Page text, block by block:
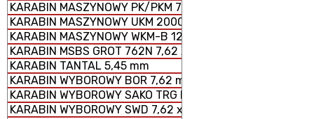
KARABIN MASZYNOWY PK/PKM 7,62 x 54 mm
KARABIN MASZYNOWY UKM 2000 P 7,62 x 51 mm
KARABIN MASZYNOWY WKM-B 12,7 x 99 mm
KARABIN MSBS GROT 762N 7,62 X 51 mm
KARABIN TANTAL 5,45 mm
KARABIN WYBOROWY BOR 7,62 mm
KARABIN WYBOROWY SAKO TRG M 10
KARABIN WYBOROWY SWD 7,62 x 54 mm R